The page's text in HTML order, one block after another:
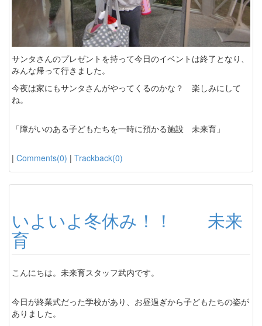
サンタさんのプレゼントを持って今日のイベントは終了となり、
みんな帰って行きました。
今夜は家にもサンタさんがやってくるのかな？ 楽しみにして
ね。
「障がいのある子どもたちを一時に預かる施設 未来育」
| Comments(0) | Trackback(0)
いよいよ冬休み！！ 未来
育
こんにちは。未来育スタッフ武内です。
今日が終業式だった学校があり、お昼過ぎから子どもたちの姿が
ありました。